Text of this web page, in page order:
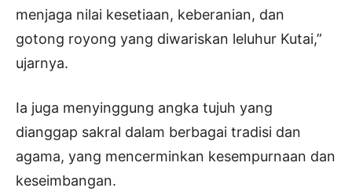
menjaga nilai kesetiaan, keberanian, dan
gotong royong yang diwariskan leluhur Kutai,”
ujarnya.
Ia juga menyinggung angka tujuh yang
dianggap sakral dalam berbagai tradisi dan
agama, yang mencerminkan kesempurnaan dan
keseimbangan.